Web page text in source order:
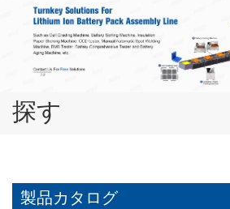
探す
製品カタログ